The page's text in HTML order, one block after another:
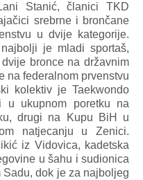
Stanić, članici TKD
srebrne i brončane
u dvije kategorije.
je mladi sportaš,
bronce na državnim
na federalnom prvenstvu
kolektiv je Taekwondo
u ukupnom poretku na
drugi na Kupu BiH u
natjecanju u Zenici.
iz Vidovica, kadetska
u šahu i sudionica
dok je za najboljeg